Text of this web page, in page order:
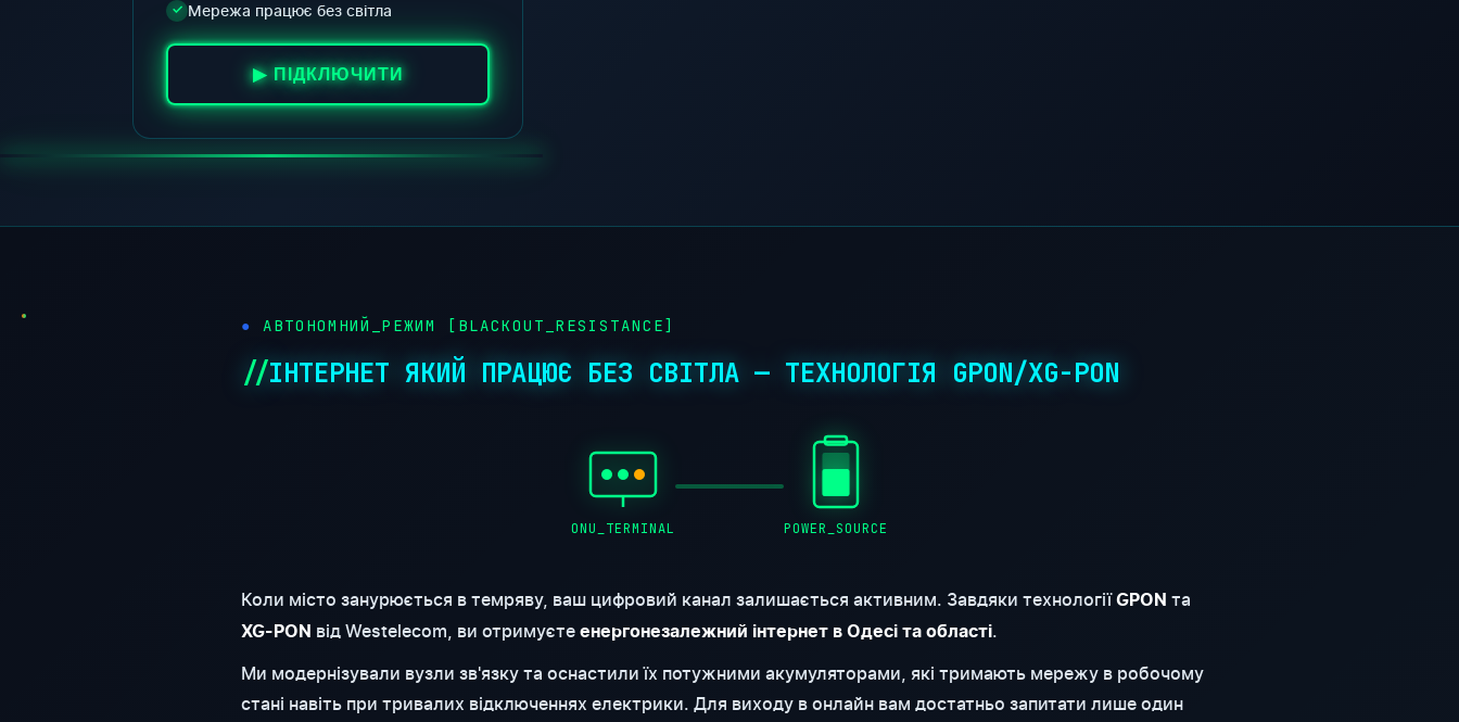
✓ Мережа працює без світла
▶ ПІДКЛЮЧИТИ
АВТОНОМНИЙ_РЕЖИМ [BLACKOUT_RESISTANCE]
ІНТЕРНЕТ ЯКИЙ ПРАЦЮЄ БЕЗ СВІТЛА — ТЕХНОЛОГІЯ GPON/XG-PON
ONU_TERMINAL POWER_SOURCE
Коли місто занурюється в темряву, ваш цифровий канал залишається активним. Завдяки технологіїGPON та
XG-PON від Westelecom, ви отримуєте енергонезалежний інтернет в Одесі та області.
Ми модернізували вузли зв'язку та оснастили їх потужними акумуляторами, які тримають мережу в робочому
стані навіть при тривалих відключеннях електрики. Для виходу в онлайн вам достатньо запитати лише один